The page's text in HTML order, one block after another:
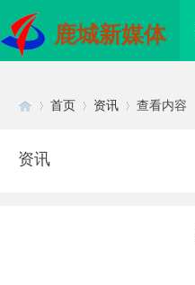
鹿城新媒体
首页 资讯 查看内容
资讯